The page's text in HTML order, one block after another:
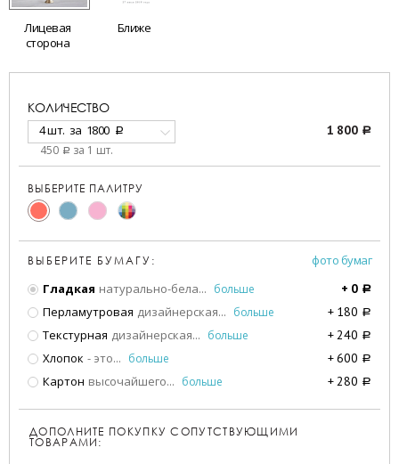
Лицевая
сторона
Ближе
КОЛИЧЕСТВО
4 шт. за 1800 a
450 a за 1 шт.
1 800 a
ВЫБЕРИТЕ ПАЛИТРУ
ВЫБЕРИТЕ БУМАГУ:
фото бумаг
Гладкая натурально-бела... больше + 0 a
Перламутровая дизайнерская... больше + 180 a
Текстурная дизайнерская... больше + 240 a
Хлопок - это... больше + 600 a
Картон высочайшего... больше + 280 a
ДОПОЛНИТЕ ПОКУПКУ СОПУТСТВУЮЩИМИ
ТОВАРАМИ: